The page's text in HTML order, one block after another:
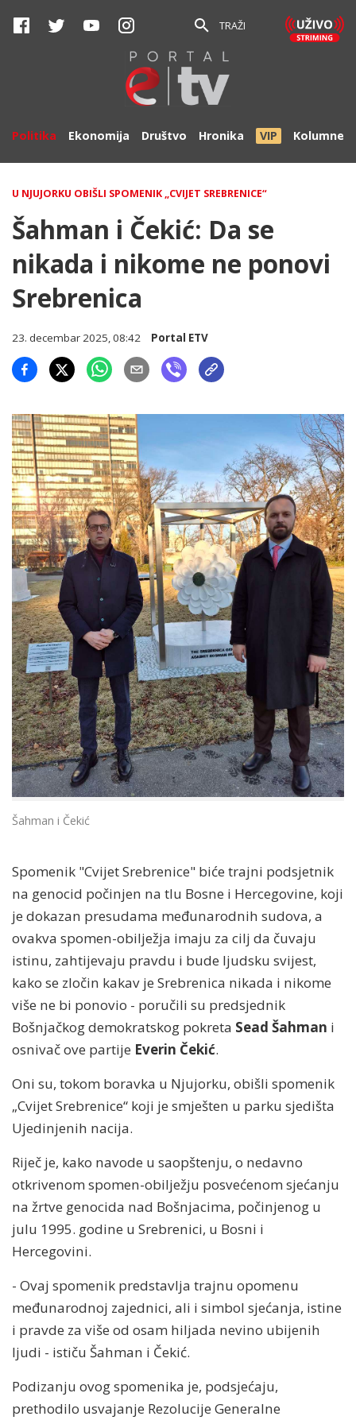
TRAŽI
Politika Ekonomija Društvo Hronika VIP Kolumne
U NJUJORKU OBIŠLI SPOMENIK „CVIJET SREBRENICE“
Šahman i Čekić: Da se
nikada i nikome ne ponovi
Srebrenica
23. decembar 2025, 08:42 Portal ETV
Šahman i Čekić
Spomenik "Cvijet Srebrenice" biće trajni podsjetnik
na genocid počinjen na tlu Bosne i Hercegovine, koji
je dokazan presudama međunarodnih sudova, a
ovakva spomen-obilježja imaju za cilj da čuvaju
istinu, zahtijevaju pravdu i bude ljudsku svijest,
kako se zločin kakav je Srebrenica nikada i nikome
više ne bi ponovio - poručili su predsjednik
Bošnjačkog demokratskog pokreta Sead Šahman i
osnivač ove partije Everin Čekić.
Oni su, tokom boravka u Njujorku, obišli spomenik
„Cvijet Srebrenice“ koji je smješten u parku sjedišta
Ujedinjenih nacija.
Riječ je, kako navode u saopštenju, o nedavno
otkrivenom spomen-obilježju posvećenom sjećanju
na žrtve genocida nad Bošnjacima, počinjenog u
julu 1995. godine u Srebrenici, u Bosni i
Hercegovini.
- Ovaj spomenik predstavlja trajnu opomenu
međunarodnoj zajednici, ali i simbol sjećanja, istine
i pravde za više od osam hiljada nevino ubijenih
ljudi - ističu Šahman i Čekić.
Podizanju ovog spomenika je, podsjećaju,
prethodilo usvajanje Rezolucije Generalne